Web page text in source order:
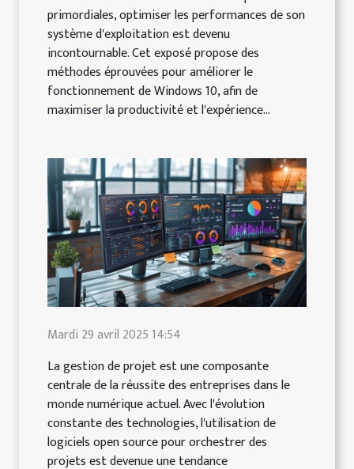
primordiales, optimiser les performances de son
système d'exploitation est devenu
incontournable. Cet exposé propose des
méthodes éprouvées pour améliorer le
fonctionnement de Windows 10, afin de
maximiser la productivité et l'expérience...
Mardi 29 avril 2025 14:54
La gestion de projet est une composante
centrale de la réussite des entreprises dans le
monde numérique actuel. Avec l'évolution
constante des technologies, l'utilisation de
logiciels open source pour orchestrer des
projets est devenue une tendance